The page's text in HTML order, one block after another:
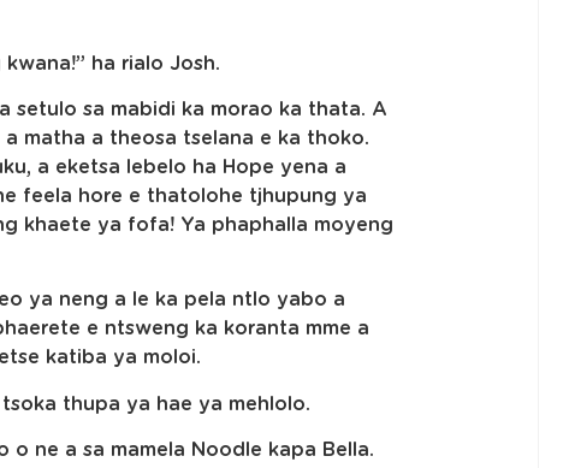
ha rialo Josh.
setulo sa mabidi ka morao ka thata. A
matha a theosa tselana e ka thoko.
a eketsa lebelo ha Hope yena a
feela hore e thatolohe tjhupung ya
khaete ya fofa! Ya phaphalla moyeng
ya neng a le ka pela ntlo yabo a
e ntsweng ka koranta mme a
katiba ya moloi.
thupa ya hae ya mehlolo.
o ne a sa mamela Noodle kapa Bella.